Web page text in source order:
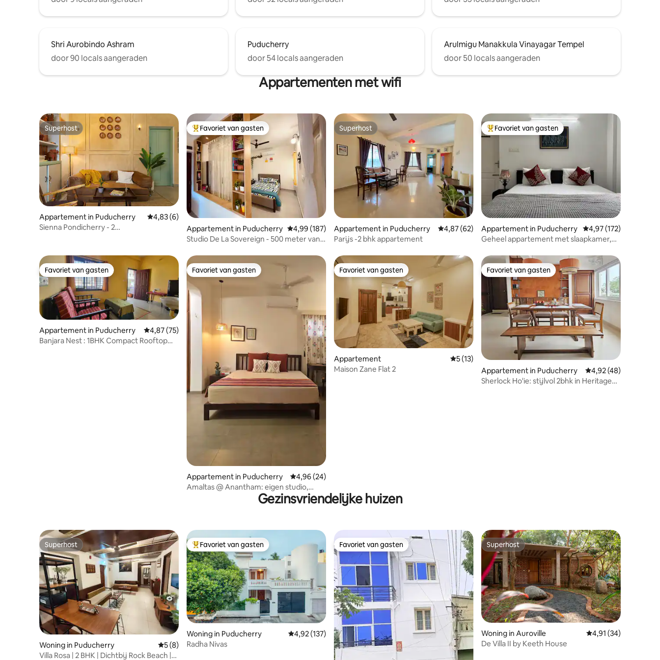
Shri Aurobindo Ashram
door 90 locals aangeraden
Puducherry
door 54 locals aangeraden
Arulmigu Manakkula Vinayagar Tempel
door 50 locals aangeraden
Appartementen met wifi
Superhost
Superhost
Appartement in Puducherry Gemiddelde beoordeling van 4,83 uit 5, 6 recensies
4,83 (6)
Sienna Pondicherry - 2
Topfavoriet van gasten
Favoriet van gasten
Appartement in Puducherry Gemiddelde beoordeling van 4,99 uit 5, 187 recensies
4,99 (187)
Studio De La Sovereign - 500 meter van
Superhost
Superhost
Appartement in Puducherry Gemiddelde beoordeling van 4,87 uit 5, 62 recensies
4,87 (62)
Parijs -2 bhk appartement
Topfavoriet van gasten
Favoriet van gasten
Appartement in Puducherry Gemiddelde
4,97 (172)
Geheel appartement met slaapkamer,
en White Town
Favoriet van gasten
Favoriet van gasten
Appartement in Puducherry Gemiddelde beoordeling van 4,87 uit 5, 75 recensies
4,87 (75)
Banjara Nest : 1BHK Compact Rooftop
Favoriet van gasten
Favoriet van gasten
Appartement in Puducherry Gemiddelde beoordeling van 4,96 uit 5, 24 recensies
4,96 (24)
Amaltas @ Anantham: eigen studio,
Favoriet van gasten
Favoriet van gasten
Appartement Gemiddelde beoordeling van 5 uit 5, 13 recensies
5 (13)
Maison Zane Flat 2
Favoriet van gasten
Favoriet van gasten
Appartement in Puducherry Gemiddelde
4,92 (48)
Sherlock Ho'ie: stijlvol 2bhk in Heritage
Gezinsvriendelijke huizen
Superhost
Superhost
Woning in Puducherry Gemiddelde beoordeling van 5 uit 5, 8 recensies
5 (8)
Villa Rosa | 2 BHK | Dichtbij Rock Beach |
Topfavoriet van gasten
Favoriet van gasten
Woning in Puducherry Gemiddelde beoordeling van 4,92 uit 5, 137 recensies
4,92 (137)
Radha Nivas
Favoriet van gasten
Favoriet van gasten Superhost
Superhost
Woning in Auroville Gemiddelde
4,91 (34)
De Villa II by Keeth House